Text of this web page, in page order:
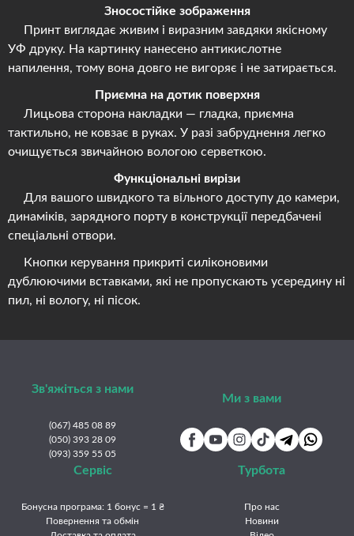
Зносостійке зображення
Принт виглядає живим і виразним завдяки якісному
УФ друку. На картинку нанесено антикислотне
напилення, тому вона довго не вигоряє і не затирається.
Приємна на дотик поверхня
Лицьова сторона накладки — гладка, приємна
тактильно, не ковзає в руках. У разі забруднення легко
очищується звичайною вологою серветкою.
Функціональні вирізи
Для вашого швидкого та вільного доступу до камери,
динаміків, зарядного порту в конструкції передбачені
спеціальні отвори.
Кнопки керування прикриті силіконовими
дублюючими вставками, які не пропускають усередину ні
пил, ні вологу, ні пісок.
Зв'яжіться з нами
(067) 485 08 89
(050) 393 28 09
(093) 359 55 05
Ми з вами
Сервіс
Бонусна програма: 1 бонус = 1 ₴
Повернення та обмін
Турбота
Про нас
Новини